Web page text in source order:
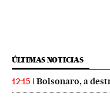
ÚLTIMAS NOTICIAS
12:15 Bolsonaro, a